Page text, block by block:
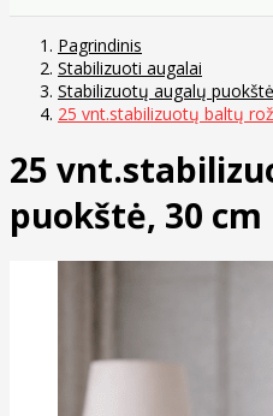
Pagrindinis
Stabilizuoti augalai
Stabilizuotų augalų
25 vnt.stabilizuotų baltų
25
puokštė, 30 cm